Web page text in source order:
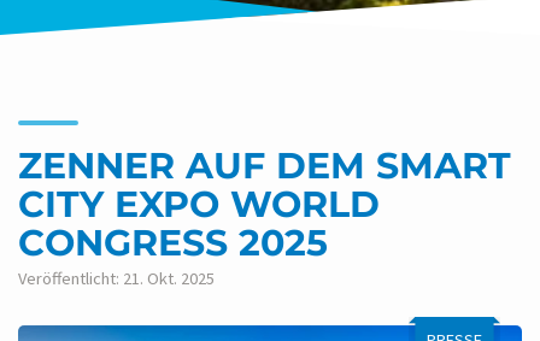
ZENNER AUF DEM SMART
CITY EXPO WORLD
CONGRESS 2025
Veröffentlicht: 21. Okt. 2025